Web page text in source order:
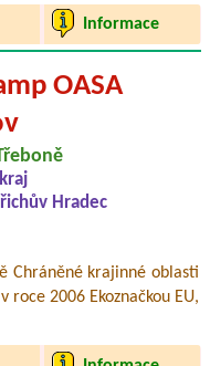
Informace
OASA
Hradec
Chráněné krajinné oblasti
roce 2006 Ekoznačkou EU,